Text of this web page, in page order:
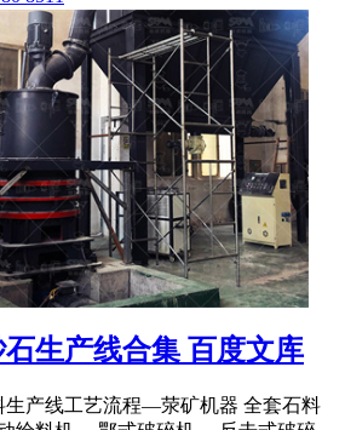
石生产线合集 百度文库
生产线工艺流程—荥矿机器 全套石料